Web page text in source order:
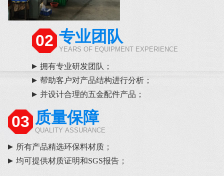
02 专业团队
YEARS OF EQUIPMENT EXPERIENCE
拥有专业研发团队；
帮助客户对产品结构进行分析；
并设计合理的五金配件产品；
03 质量保障
QUALITY ASSURANCE
所有产品精选环保料材质；
均可提供材质证明和SGS报告；